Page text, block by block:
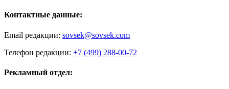
Контактные данные:
Email редакции: sovsek@sovsek.com
Телефон редакции: +7 (499) 288-00-72
Рекламный отдел: